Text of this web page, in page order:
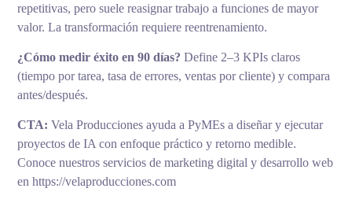
repetitivas, pero suele reasignar trabajo a funciones de mayor
valor. La transformación requiere reentrenamiento.
¿Cómo medir éxito en 90 días? Define 2–3 KPIs claros
(tiempo por tarea, tasa de errores, ventas por cliente) y compara
antes/después.
CTA: Vela Producciones ayuda a PyMEs a diseñar y ejecutar
proyectos de IA con enfoque práctico y retorno medible.
Conoce nuestros servicios de marketing digital y desarrollo web
en https://velaproducciones.com